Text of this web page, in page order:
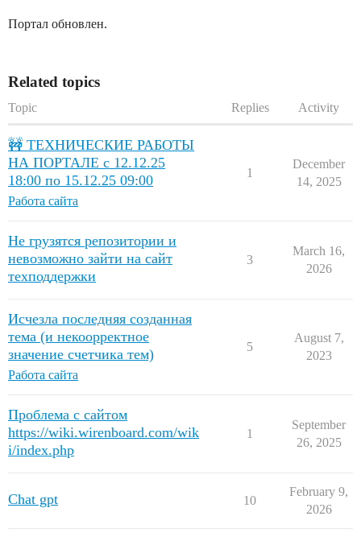
Портал обновлен.
Related topics
Topic Replies Activity
🚧 ТЕХНИЧЕСКИЕ РАБОТЫ
НА ПОРТАЛЕ с 12.12.25
18:00 по 15.12.25 09:00
Работа сайта
1
December
14, 2025
Не грузятся репозитории и
невозможно зайти на сайт
техподдержки
3
March 16,
2026
Исчезла последняя созданная
тема (и некоорректное
значение счетчика тем)
Работа сайта
5
August 7,
2023
Проблема с сайтом
https://wiki.wirenboard.com/wik
i/index.php
1
September
26, 2025
Chat gpt 10
February 9,
2026